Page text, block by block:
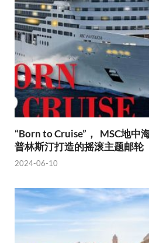
“Born to Cruise”， MSC地中
普林斯汀打造的摇滚主题邮轮
2024-06-10